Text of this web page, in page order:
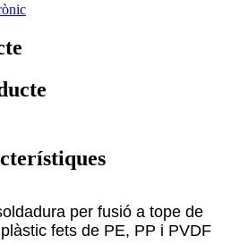
per fusió a tope de
fets de PE, PP i PVDF